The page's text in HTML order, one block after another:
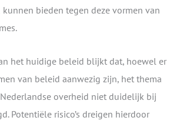
bieden tegen deze vormen van
het huidige beleid blijkt dat, hoewel er
van beleid aanwezig zijn, het thema
overheid niet duidelijk bij
Potentiële risico’s dreigen hierdoor